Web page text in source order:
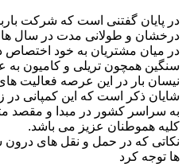
در پایان گفتنی است که شرکت
درخشان و طولانی مدت در سال های
در میان مشتریان به خود اختصاص
سنگین همچون تریلی و کامیون به
نیسان بار در این عرصه فعالیت
شایان ذکر است که این کمپانی در
به سراسر کشور در مبدا و مقصد
کلیه هموطنان عزیز می باشد.
نکاتی که در حمل و نقل های درون
ها توجه کرد